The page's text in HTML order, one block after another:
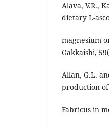
Alava, V.R.,
dietary L-
magnesium
Gakkaishi,
Allan, G.L.
production of
Fabricus in